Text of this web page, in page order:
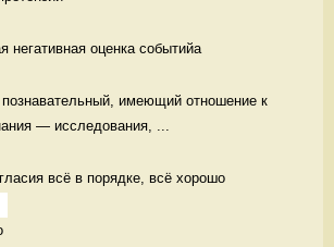
негативная оценка событийа
имеющий отношение к
— исследования, ...
всё в порядке, всё хорошо